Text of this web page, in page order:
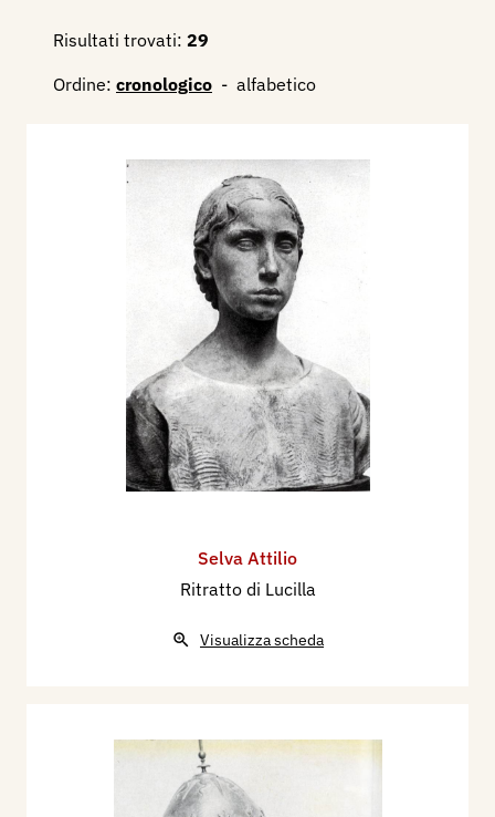
Risultati trovati: 29
Ordine: cronologico - alfabetico
Selva Attilio
Ritratto di Lucilla
Visualizza scheda